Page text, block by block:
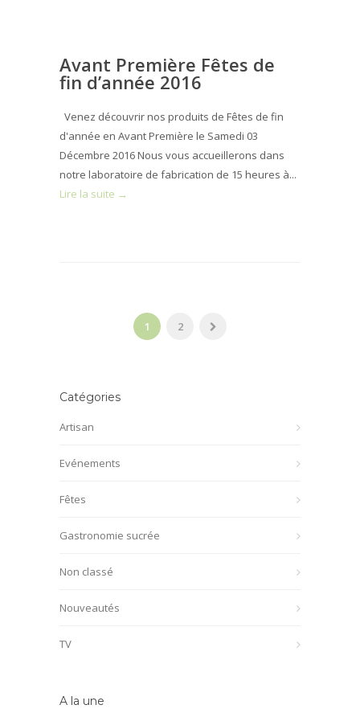
Avant Première Fêtes de
fin d’année 2016
Venez découvrir nos produits de Fêtes de fin
d'année en Avant Première le Samedi 03
Décembre 2016 Nous vous accueillerons dans
notre laboratoire de fabrication de 15 heures à...
Lire la suite →
1 2
Catégories
Artisan
Evénements
Fêtes
Gastronomie sucrée
Non classé
Nouveautés
TV
A la une